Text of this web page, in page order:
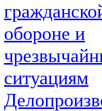
обороне и
ситуациям